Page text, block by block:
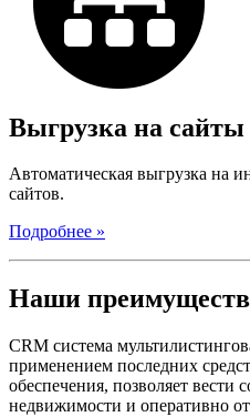
Выгрузка на сайты
Автоматическая выгрузка на
сайтов.
Подробнее »
Наши
CRM система
применением последних
обеспечения, позволяет вести
недвижимости и оперативно